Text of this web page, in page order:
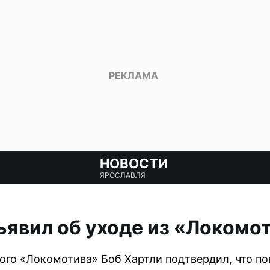
НОВОСТИ
ЯРОСЛАВЛЯ
об уходе из
«Локомотива» Боб Хартли подтвердил, что